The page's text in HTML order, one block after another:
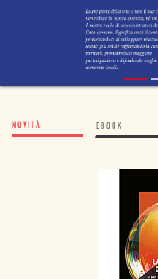
NOVITÀ EBOOK